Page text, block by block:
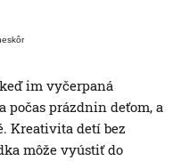
im vyčerpaná
počas prázdnin deťom, a
Kreativita detí bez
môže vyústiť do